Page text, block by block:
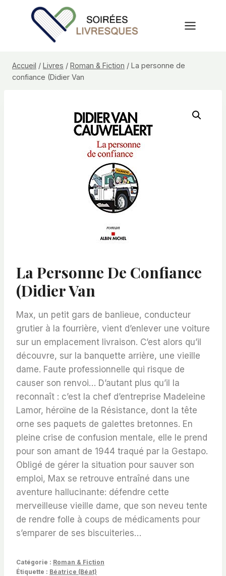
Accueil / Livres / Roman & Fiction / La personne de
confiance (Didier Van
La Personne De Confiance
(Didier Van
Max, un petit gars de banlieue, conducteur
grutier à la fourrière, vient d’enlever une voiture
sur un emplacement livraison. C’est alors qu’il
découvre, sur la banquette arrière, une vieille
dame. Faute professionnelle qui risque de
causer son renvoi… D’autant plus qu’il la
reconnaît : c’est la chef d’entreprise Madeleine
Lamor, héroïne de la Résistance, dont la tête
orne ses paquets de galettes bretonnes. En
pleine crise de confusion mentale, elle le prend
pour son amant de 1944 traqué par la Gestapo.
Obligé de gérer la situation pour sauver son
emploi, Max se retrouve entraîné dans une
aventure hallucinante: défendre cette
merveilleuse vieille dame, que son neveu tente
de rendre folle à coups de médicaments pour
s’emparer de ses biscuiteries…
Catégorie : Roman & Fiction
Étiquette : Béatrice (Béat)